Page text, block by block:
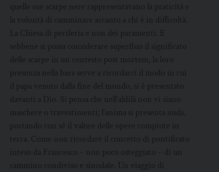
quelle sue scarpe nere rappresentavano la praticità e
la volontà di camminare accanto a chi è in difficoltà.
La Chiesa di periferia e non dei paramenti. E
sebbene si possa considerare superfluo il significato
delle scarpe in un contesto post mortem, la loro
presenza nella bara serve a ricordarci il modo in cui
il papa venuto dalla fine del mondo, si è presentato
davanti a Dio. Si pensa che nell’aldilà non vi siano
maschere o travestimenti; l’anima si presenta nuda,
portando con sé il valore delle opere compiute in
terra. Come non ricordare il concetto di pontificato
inteso da Francesco – non poco osteggiato – di un
cammino condiviso e sinodale. Un viaggio di